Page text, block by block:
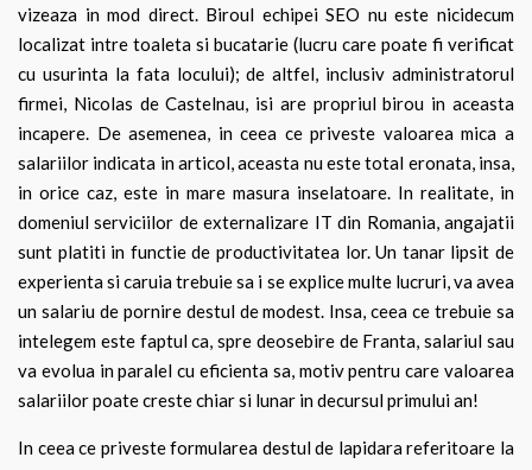
vizeaza in mod direct. Biroul echipei SEO nu este nicidecum
localizat intre toaleta si bucatarie (lucru care poate fi verificat
cu usurinta la fata locului); de altfel, inclusiv administratorul
firmei, Nicolas de Castelnau, isi are propriul birou in aceasta
incapere. De asemenea, in ceea ce priveste valoarea mica a
salariilor indicata in articol, aceasta nu este total eronata, insa,
in orice caz, este in mare masura inselatoare. In realitate, in
domeniul serviciilor de externalizare IT din Romania, angajatii
sunt platiti in functie de productivitatea lor. Un tanar lipsit de
experienta si caruia trebuie sa i se explice multe lucruri, va avea
un salariu de pornire destul de modest. Insa, ceea ce trebuie sa
intelegem este faptul ca, spre deosebire de Franta, salariul sau
va evolua in paralel cu eficienta sa, motiv pentru care valoarea
salariilor poate creste chiar si lunar in decursul primului an!
In ceea ce priveste formularea destul de lapidara referitoare la